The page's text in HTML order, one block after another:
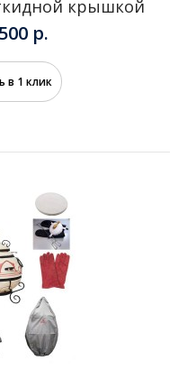
крышкой
р.
в 1 клик